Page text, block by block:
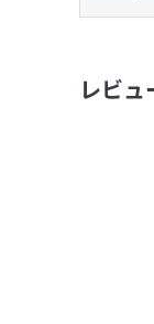
レビュ